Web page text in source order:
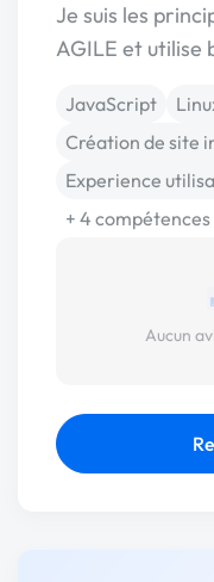
Je suis les
AGILE et utilise
JavaScript
Création de site
Experience
+ 4 compétences
Aucun